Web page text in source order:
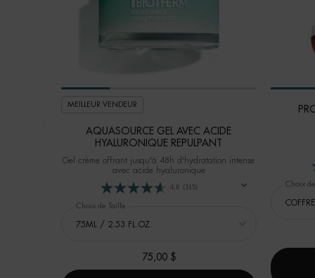
MEILLEUR VENDEUR
AQUASOURCE GEL AVEC ACIDE
HYALURONIQUE REPULPANT
Gel crème offrant jusqu'à 48h d'hydratation intense
avec acide hyaluronique
4.6 (315)
Choix de Taille
75,00 $
Choix